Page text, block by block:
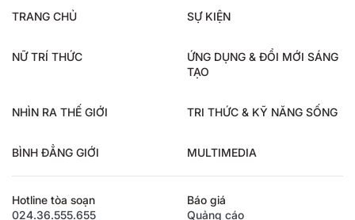
TRANG CHỦ SỰ KIỆN
NỮ TRÍ THỨC
ỨNG DỤNG & ĐỔI MỚI SÁNG
TẠO
NHÌN RA THẾ GIỚI TRI THỨC & KỸ NĂNG SỐNG
BÌNH ĐẲNG GIỚI MULTIMEDIA
Hotline tòa soạn
024.36.555.655
Báo giá
Quảng cáo